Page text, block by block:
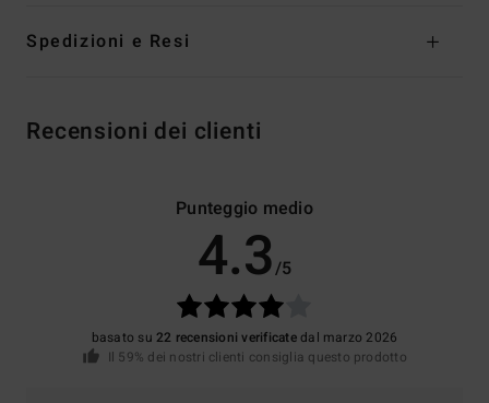
Spedizioni e Resi
Recensioni dei clienti
Punteggio medio
4.3/5
basato su22 recensioni verificatedal marzo 2026
Il 59% dei nostri clienti consiglia questo prodotto